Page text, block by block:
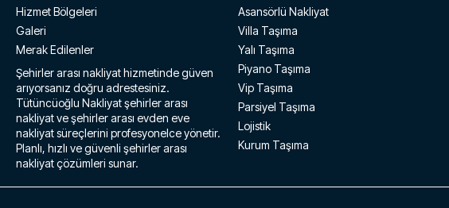
Hizmet Bölgeleri
Galeri
Merak Edilenler
Şehirler arası nakliyat hizmetinde güven
arıyorsanız doğru adrestesiniz.
Tütüncüoğlu Nakliyat şehirler arası
nakliyat ve şehirler arası evden eve
nakliyat süreçlerini profesyonelce yönetir.
Planlı, hızlı ve güvenli şehirler arası
nakliyat çözümleri sunar.
Asansörlü Nakliyat
Villa Taşıma
Yalı Taşıma
Piyano Taşıma
Vip Taşıma
Parsiyel Taşıma
Lojistik
Kurum Taşıma